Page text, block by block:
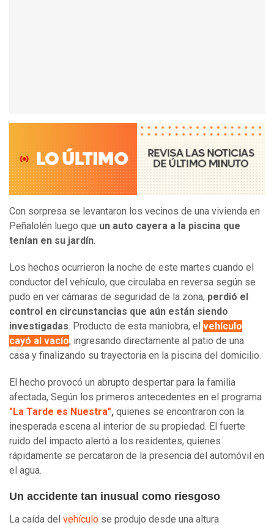
Con sorpresa se levantaron los vecinos de una vivienda en
Peñalolén luego que un auto cayera a la piscina que
tenían en su jardín.
Los hechos ocurrieron la noche de este martes cuando el
conductor del vehículo, que circulaba en reversa según se
pudo en ver cámaras de seguridad de la zona, perdió el
control en circunstancias que aún están siendo
investigadas. Producto de esta maniobra, el vehículo
cayó al vacío, ingresando directamente al patio de una
casa y finalizando su trayectoria en la piscina del domicilio.
El hecho provocó un abrupto despertar para la familia
afectada, Según los primeros antecedentes en el programa
"La Tarde es Nuestra", quienes se encontraron con la
inesperada escena al interior de su propiedad. El fuerte
ruido del impacto alertó a los residentes, quienes
rápidamente se percataron de la presencia del automóvil en
el agua.
Un accidente tan inusual como riesgoso
La caída del vehículo se produjo desde una altura